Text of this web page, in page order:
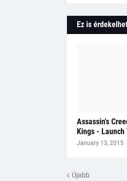
Ez is
Assassin's
Kings - Launch
January 13, 2015
Újabb